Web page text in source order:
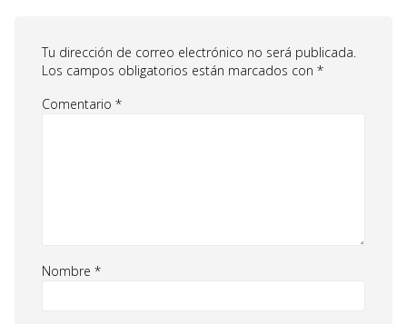
Tu dirección de correo electrónico no será publicada.
Los campos obligatorios están marcados con *
Comentario *
Nombre *